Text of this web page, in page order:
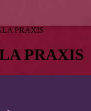
PRAXIS
PRAXIS